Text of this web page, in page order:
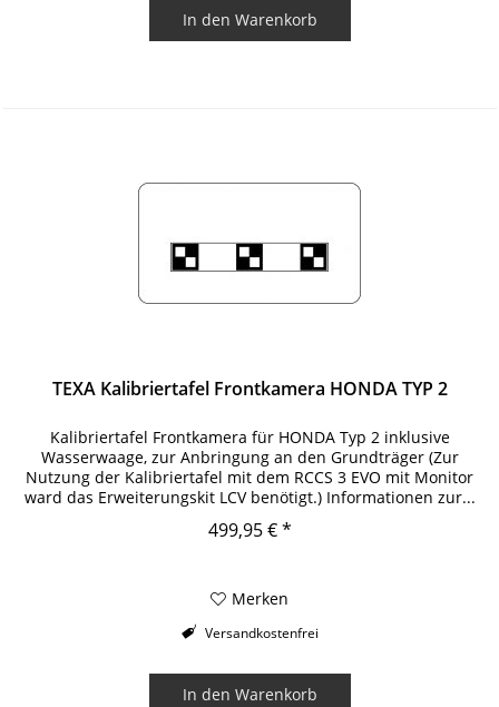
In den Warenkorb
TEXA Kalibriertafel Frontkamera HONDA TYP 2
Kalibriertafel Frontkamera für HONDA Typ 2 inklusive
Wasserwaage, zur Anbringung an den Grundträger (Zur
Nutzung der Kalibriertafel mit dem RCCS 3 EVO mit Monitor
ward das Erweiterungskit LCV benötigt.) Informationen zur...
499,95 € *
Merken
Versandkostenfrei
In den Warenkorb